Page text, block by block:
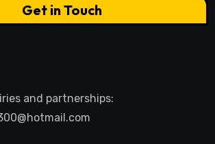
Get in Touch
and partnerships: